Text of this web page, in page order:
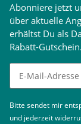
Abonniere jetzt
über aktuelle
erhältst Du als
Rabatt-Gutschein.
Newsletter
Bitte sendet mir
und jederzeit